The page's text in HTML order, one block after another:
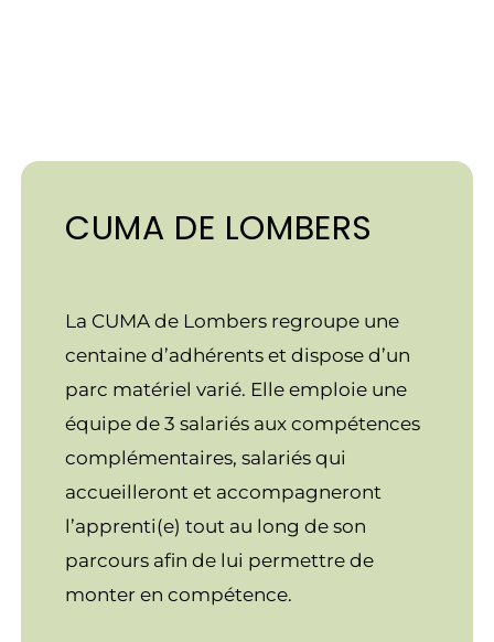
CUMA DE LOMBERS
La CUMA de Lombers regroupe une
centaine d’adhérents et dispose d’un
parc matériel varié. Elle emploie une
équipe de 3 salariés aux compétences
complémentaires, salariés qui
accueilleront et accompagneront
l’apprenti(e) tout au long de son
parcours afin de lui permettre de
monter en compétence.